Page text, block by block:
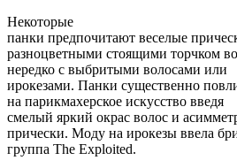
Некоторые
панки предпочитают веселые
разноцветными стоящими торчком
нередко с выбритыми волосами или
ирокезами. Панки существенно
на парикмахерское искусство введя
смелый яркий окрас волос и
прически. Моду на ирокезы ввела
группа The Exploited.